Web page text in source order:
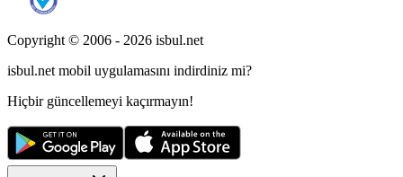
Copyright © 2006 - 2026 isbul.net
isbul.net mobil uygulamasını indirdiniz mi?
Hiçbir güncellemeyi kaçırmayın!